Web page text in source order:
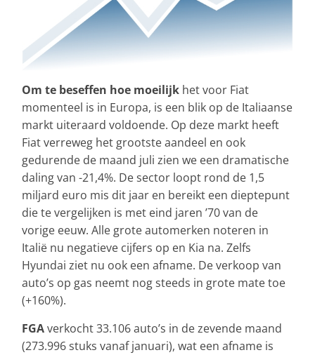
Om te beseffen hoe moeilijk het voor Fiat
momenteel is in Europa, is een blik op de Italiaanse
markt uiteraard voldoende. Op deze markt heeft
Fiat verreweg het grootste aandeel en ook
gedurende de maand juli zien we een dramatische
daling van -21,4%. De sector loopt rond de 1,5
miljard euro mis dit jaar en bereikt een dieptepunt
die te vergelijken is met eind jaren ’70 van de
vorige eeuw. Alle grote automerken noteren in
Italië nu negatieve cijfers op en Kia na. Zelfs
Hyundai ziet nu ook een afname. De verkoop van
auto’s op gas neemt nog steeds in grote mate toe
(+160%).
FGAverkocht 33.106 auto’s in de zevende maand
(273.996 stuks vanaf januari), wat een afname is